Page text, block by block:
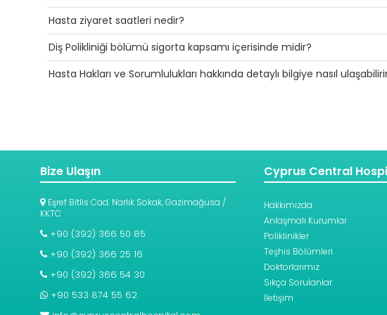
alabilirsiniz. Ayrıca Randevu sayfamızdan da ‘Randevu Talep
iletişime geçilmektedir.
SGK ile anlaşmamız yoktur.
Hasta ziyaret saatleri nedir?
Tüm günler, saat 07:30 ~ 23:00 arasında hasta ziyaret işlemleri
Diş Polikliniği bölümü sigorta kapsamı içerisinde midir?
Hayır. Hiçbir sigortaylaDiş Polinikliğiiçin anlaşmamız
Hasta Hakları ve Sorumlulukları hakkında detaylı bilgiye nasıl
Bize Ulaşın
Eşref Bitlis Cad. Narlık Sokak, Gazimağusa /
KKTC
+90 (392) 366 50 85
+90 (392) 366 25 16
+90 (392) 366 54 30
+90 533 874 55 62
Cyprus Central
Hakkımızda
Anlaşmalı Kurumlar
Poliklinikler
Teşhis Bölümleri
Doktorlarımız
Sıkça Sorulanlar
İletişim